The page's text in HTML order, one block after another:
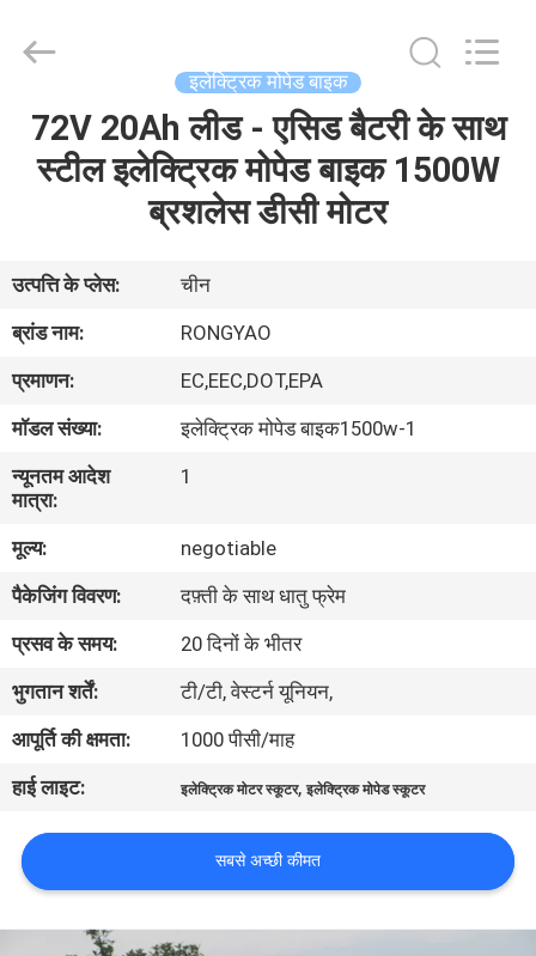
घर
हमारे
बारे
में
कारखाना
भ्रमण
गुणवत्ता
नियंत्रण
संपर्क
करें
एक
उद्धरण
की
विनती
Vehicle
Co.,Ltd.
इलेक्ट्रिक मोपेड बाइक
72V 20Ah लीड - एसिड बैटरी के साथ
स्टील इलेक्ट्रिक मोपेड बाइक 1500W
ब्रशलेस डीसी मोटर
उत्पत्ति के प्लेस:
चीन
ब्रांड नाम:
RONGYAO
प्रमाणन:
EC,EEC,DOT,EPA
मॉडल संख्या:
इलेक्ट्रिक मोपेड बाइक1500w-1
न्यूनतम आदेश
मात्रा:
1
मूल्य:
negotiable
पैकेजिंग विवरण:
दफ़्ती के साथ धातु फ्रेम
प्रसव के समय:
20 दिनों के भीतर
भुगतान शर्तें:
टी/टी, वेस्टर्न यूनियन,
आपूर्ति की क्षमता:
1000 पीसी/माह
हाई लाइट:
इलेक्ट्रिक मोटर स्कूटर,इलेक्ट्रिक मोपेड स्कूटर
सबसे अच्छी कीमत